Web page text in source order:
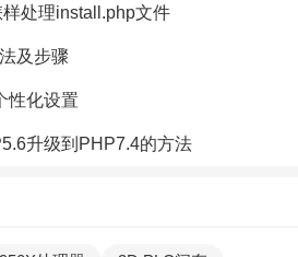
处理install.php文件
及步骤
性化设置
升级到PHP7.4的方法